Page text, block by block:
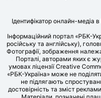
Ідентифікатор онлайн-медіа
Інформаційний портал «РБК-
російську та англійську),
Фотографії, зображення
Порталі, авторами яких є
умовах ліцензії Creative
«РБК-Україна» може не
не підлягають
достовірність та зміст